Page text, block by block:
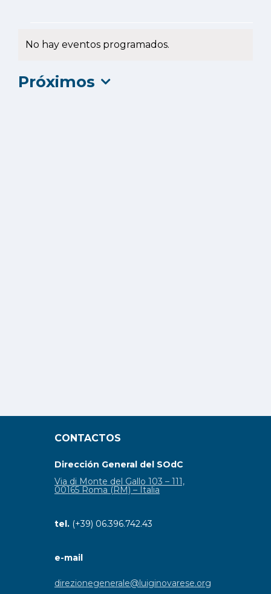
Eventos
No hay eventos programados.
Próximos
CONTACTOS
Dirección General del SOdC
Via di Monte del Gallo 103 – 111,
00165 Roma (RM) – Italia
tel. (+39) 06.396.742.43
e-mail
direzionegenerale@luiginovarese.org